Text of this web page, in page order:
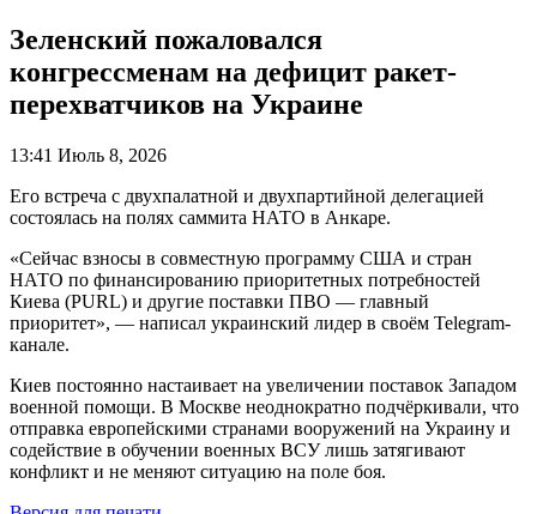
Зеленский пожаловался
конгрессменам на дефицит ракет-
перехватчиков на Украине
13:41 Июль 8, 2026
Его встреча с двухпалатной и двухпартийной делегацией
состоялась на полях саммита НАТО в Анкаре.
«Сейчас взносы в совместную программу США и стран
НАТО по финансированию приоритетных потребностей
Киева (PURL) и другие поставки ПВО — главный
приоритет», — написал украинский лидер в своём Telegram-
канале.
Киев постоянно настаивает на увеличении поставок Западом
военной помощи. В Москве неоднократно подчёркивали, что
отправка европейскими странами вооружений на Украину и
содействие в обучении военных ВСУ лишь затягивают
конфликт и не меняют ситуацию на поле боя.